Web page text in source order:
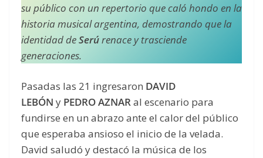
su público con un repertorio que caló hondo en la
historia musical argentina, demostrando que la
identidad deSerúrenace y trasciende
generaciones.
Pasadas las 21 ingresaron DAVID
LEBÓN y PEDRO AZNARal escenario para
fundirse en un abrazo ante el calor del público
que esperaba ansioso el inicio de la velada.
David saludó y destacó la música de los